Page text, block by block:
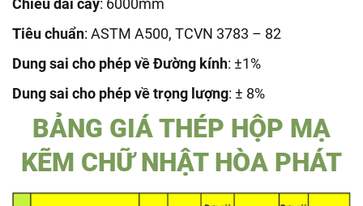
Chiều dài cây: 6000mm
Tiêu chuẩn: ASTM A500, TCVN 3783 – 82
Dung sai cho phép về Đường kính: ±1%
Dung sai cho phép về trọng lượng: ± 8%
BẢNG GIÁ THÉP HỘP MẠ
KẼM CHỮ NHẬT HÒA PHÁT